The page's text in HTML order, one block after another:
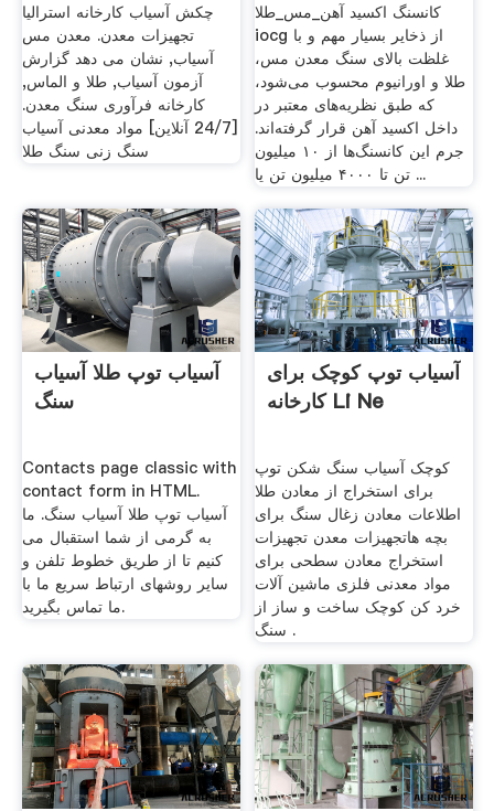
چکش آسیاب کارخانه استرالیا
تجهیزات معدن. معدن مس
آسیاب, نشان می دهد گزارش
آزمون آسیاب, طلا و الماس,
کارخانه فرآوری سنگ معدن.
[24/7 آنلاین] مواد معدنی آسیاب
سنگ زنی سنگ طلا
کانسنگ اکسید آهن_مس_طلا
iocg از ذخایر بسیار مهم و با
غلظت بالای سنگ معدن مس،
طلا و اورانیوم محسوب می‌شود،
که طبق نظریه‌های معتبر در
داخل اکسید آهن قرار گرفته‌اند.
جرم این کانسنگ‌ها از ۱۰ میلیون
تن تا ۴۰۰۰ میلیون تن یا ...
آسیاب توپ طلا آسیاب
سنگ
Contacts page classic with
contact form in HTML.
آسیاب توپ طلا آسیاب سنگ. ما
به گرمی از شما استقبال می
کنیم تا از طریق خطوط تلفن و
سایر روشهای ارتباط سریع ما با
ما تماس بگیرید.
آسیاب توپ کوچک برای
کارخانه Li Ne
کوچک آسیاب سنگ شکن توپ
برای استخراج از معادن طلا
اطلاعات معادن زغال سنگ برای
بچه هاتجهیزات معدن تجهیزات
استخراج معادن سطحی برای
مواد معدنی فلزی ماشین آلات
خرد کن کوچک ساخت و ساز از
سنگ .